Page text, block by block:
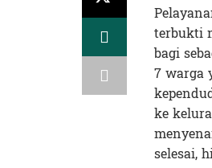
terbukti
bagi
7 warga
ke
selesai,